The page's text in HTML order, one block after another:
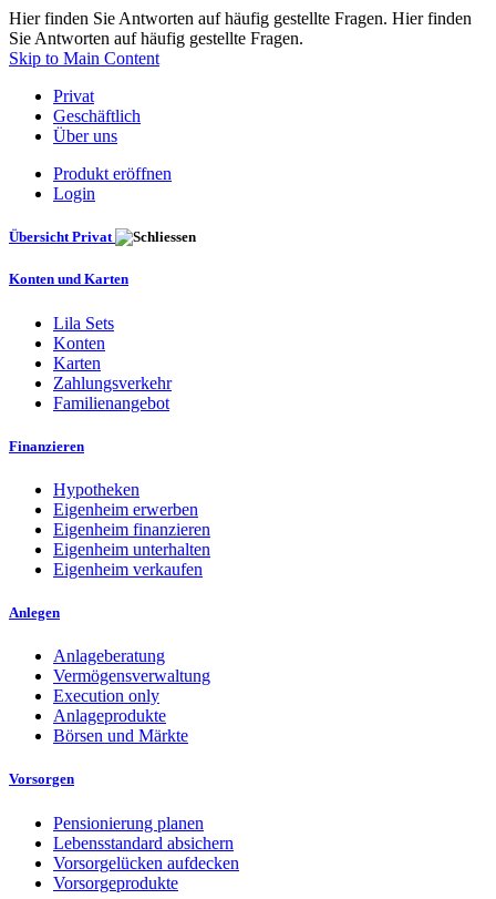
Hier finden Sie Antworten auf häufig gestellte Fragen. Hier finden
Sie Antworten auf häufig gestellte Fragen.
Skip to Main Content
Privat
Geschäftlich
Über uns
Produkt eröffnen
Login
Übersicht Privat
Konten und Karten
Lila Sets
Konten
Karten
Zahlungsverkehr
Familienangebot
Finanzieren
Hypotheken
Eigenheim erwerben
Eigenheim finanzieren
Eigenheim unterhalten
Eigenheim verkaufen
Anlegen
Anlageberatung
Vermögensverwaltung
Execution only
Anlageprodukte
Börsen und Märkte
Vorsorgen
Pensionierung planen
Lebensstandard absichern
Vorsorgelücken aufdecken
Vorsorgeprodukte